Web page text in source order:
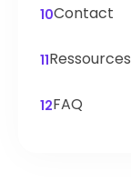
10Contact
11Ressources
12FAQ